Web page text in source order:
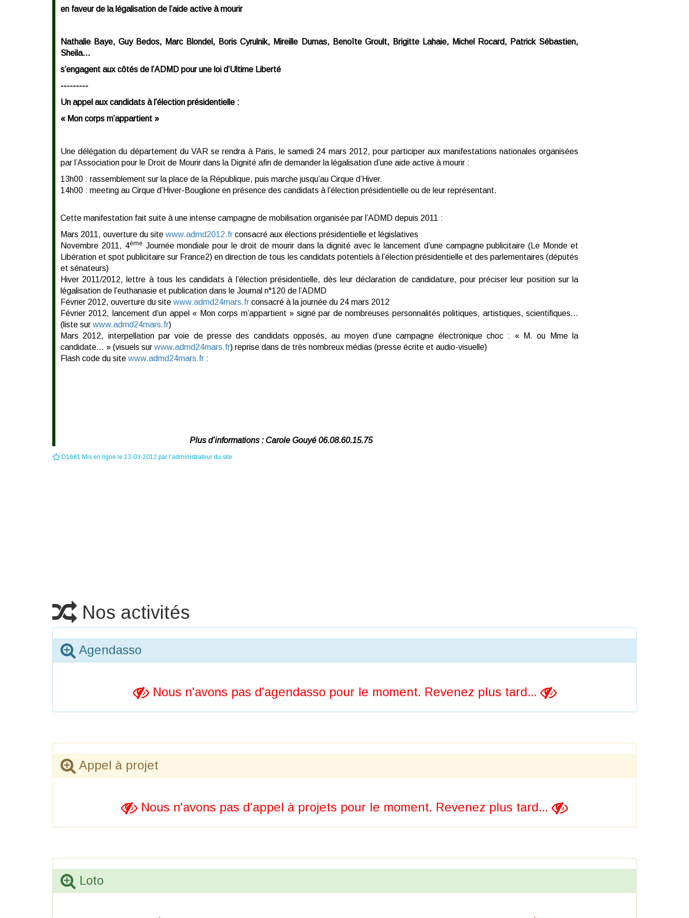
en faveur de la légalisation de l’aide active à mourir
Nathalie Baye, Guy Bedos, Marc Blondel, Boris Cyrulnik, Mireille Dumas, Benoîte Groult, Brigitte Lahaie, Michel Rocard, Patrick Sébastien,
Sheila…
s’engagent aux côtés de l’ADMD pour une loi d’Ultime Liberté
---------
Un appel aux candidats à l’élection présidentielle :
« Mon corps m’appartient »
Une délégation du département du VAR se rendra à Paris, le samedi 24 mars 2012, pour participer aux manifestations nationales organisées
par l’Association pour le Droit de Mourir dans la Dignité afin de demander la légalisation d’une aide active à mourir :
13h00 : rassemblement sur la place de la République, puis marche jusqu’au Cirque d’Hiver.
14h00 : meeting au Cirque d’Hiver-Bouglione en présence des candidats à l’élection présidentielle ou de leur représentant.
Cette manifestation fait suite à une intense campagne de mobilisation organisée par l’ADMD depuis 2011 :
Mars 2011, ouverture du site www.admd2012.fr consacré aux élections présidentielle et législatives
Novembre 2011, 4èmeJournée mondiale pour le droit de mourir dans la dignité avec le lancement d’une campagne publicitaire (Le Monde et
Libération et spot publicitaire sur France2) en direction de tous les candidats potentiels à l’élection présidentielle et des parlementaires (députés
et sénateurs)
Hiver 2011/2012, lettre à tous les candidats à l’élection présidentielle, dès leur déclaration de candidature, pour préciser leur position sur la
légalisation de l’euthanasie et publication dans le Journal n°120 de l’ADMD
Février 2012, ouverture du site www.admd24mars.fr consacré à la journée du 24 mars 2012
Février 2012, lancement d’un appel « Mon corps m’appartient » signé par de nombreuses personnalités politiques, artistiques, scientifiques…
(liste sur www.admd24mars.fr)
Mars 2012, interpellation par voie de presse des candidats opposés, au moyen d’une campagne électronique choc : « M. ou Mme la
candidate… » (visuels sur www.admd24mars.fr) reprise dans de très nombreux médias (presse écrite et audio-visuelle)
Flash code du site www.admd24mars.fr :
Plus d’informations : Carole Gouyé 06.08.60.15.75
D1681 Mis en ligne le 13-03-2012 par l'administrateur du site
Nos activités
Agendasso
Nous n'avons pas d'agendasso pour le moment. Revenez plus tard...
Appel à projet
Nous n'avons pas d'appel à projets pour le moment. Revenez plus tard...
Loto